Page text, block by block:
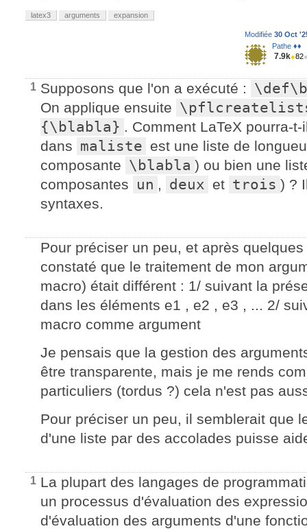
latex3 arguments expansion
Modifiée 30 Oct
Pathe ♦♦
7.9k●82
1 Supposons que l'on a exécuté :
On applique ensuite
{\blabla} . Comment LaTeX pourra-
dans maliste est une liste de
composante \blabla ) ou bien une
composantes
un , deux et trois ) ?
syntaxes.
Pour préciser un peu, et après
constaté que le traitement de mon
macro) était différent : 1/ suivant la
dans les éléments e1 , e2 , e3 , ... 2/
macro comme argument
Je pensais que la gestion des
être transparente, mais je me rends
particuliers (tordus ?) cela n'est pas
Pour préciser un peu, il semblerait que
d'une liste par des accolades puisse
1 La plupart des langages de
un processus d'évaluation des
d'évaluation des arguments d'une